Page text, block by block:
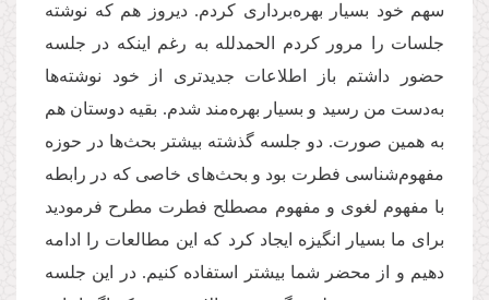
سهم خود بسیار بهره‌برداری کردم. دیروز هم که نوشته
جلسات را مرور کردم الحمدلله به رغم اینکه در جلسه
حضور داشتم باز اطلاعات جدیدتری از خود نوشته‌ها
به‌دست من رسید و بسیار بهره‌مند شدم. بقیه دوستان هم
به همین صورت. دو جلسه گذشته بیشتر بحث‌ها در حوزه
مفهوم‌شناسی فطرت بود و بحث‌های خاصی که در رابطه
با مفهوم لغوی و مفهوم مصطلح فطرت مطرح فرمودید
برای ما بسیار انگیزه ایجاد کرد که این مطالعات را ادامه
دهیم و از محضر شما بیشتر استفاده کنیم. در این جلسه